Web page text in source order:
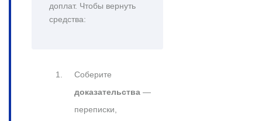
доплат. Чтобы вернуть
средства:
Соберите
доказательства —
переписки,